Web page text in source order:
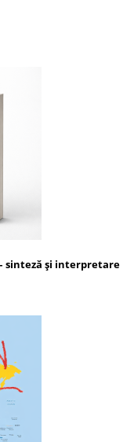
și interpretare